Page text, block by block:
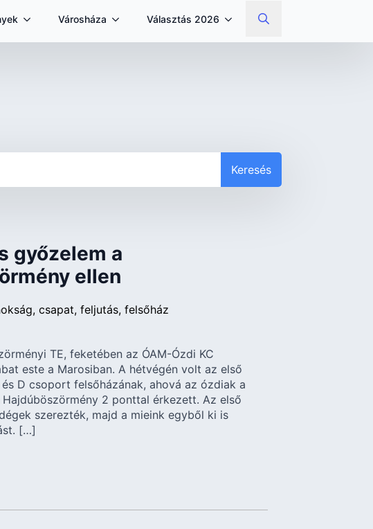
Városháza Választás 2026
Search
Keresés
győzelem a
ellen
csapat feljutás felsőház
TE, feketében az ÓAM-Ózdi KC
este a Marosiban. A hétvégén volt az első
D csoport felsőházának, ahová az ózdiak a
Hajdúböszörmény 2 ponttal érkezett. Az első
szerezték, majd a mieink egyből ki is
[…]